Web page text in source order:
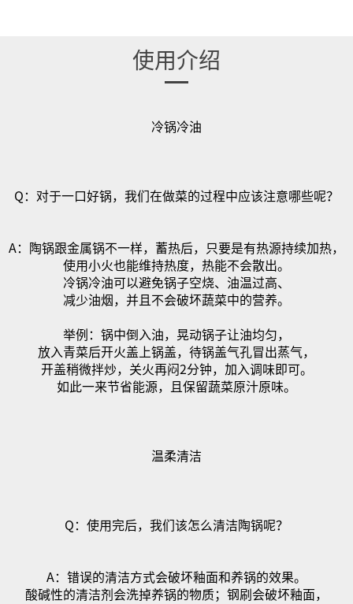
使用介绍
冷锅冷油
Q ：对于一口好锅，我们在做菜的过程中应该注意哪些呢？
A ：陶锅跟金属锅不一样，蓄热后，只要是有热源持续加热，
使用小火也能维持热度，热能不会散出。
冷锅冷油可以避免锅子空烧、油温过高、
减少油烟，并且不会破坏蔬菜中的营养。
举例：锅中倒入油，晃动锅子让油均匀，
放入青菜后开火盖上锅盖，待锅盖气孔冒出蒸气，
开盖稍微拌炒，关火再闷2分钟，加入调味即可。
如此一来节省能源，且保留蔬菜原汁原味。
温柔清洁
Q ：使用完后，我们该怎么清洁陶锅呢？
A ：错误的清洁方式会破坏釉面和养锅的效果。
酸碱性的清洁剂会洗掉养锅的物质；钢刷会破坏釉面，